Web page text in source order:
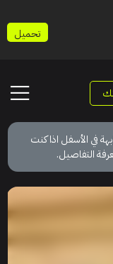
في الأسفل اذا كنت
التفاصيل.
تحميل